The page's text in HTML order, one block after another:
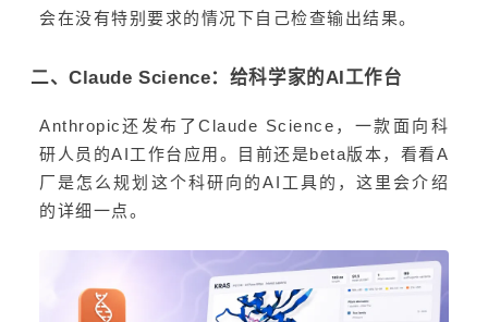
会在没有特别要求的情况下自己检查输出结果。
二、Claude Science：给科学家的AI工作台
Anthropic还发布了Claude Science，一款面向科
研人员的AI工作台应用。目前还是beta版本，看看A
厂是怎么规划这个科研向的AI工具的，这里会介绍
的详细一点。